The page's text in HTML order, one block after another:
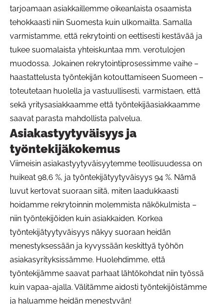
tarjoamaan asiakkaillemme oikeanlaista osaamista
tehokkaasti niin Suomesta kuin ulkomailta. Samalla
varmistamme, että rekrytointi on eettisesti kestävää ja
tukee suomalaista yhteiskuntaa mm. verotulojen
muodossa. Jokainen rekrytointiprosessimme vaihe –
haastattelusta työntekijän kotouttamiseen Suomeen –
toteutetaan huolella ja vastuullisesti, varmistaen, että
sekä yritysasiakkaamme että työntekijäasiakkaamme
saavat parasta mahdollista palvelua.
Asiakastyytyväisyys ja
työntekijäkokemus
Viimeisin asiakastyytyväisyytemme teollisuudessa on
huikeat 98,6 %, ja työntekijätyytyväisyys 94 %. Nämä
luvut kertovat suoraan siitä, miten laadukkaasti
hoidamme rekrytoinnin molemmista näkökulmista –
niin työntekijöiden kuin asiakkaiden. Korkea
työntekijätyytyväisyys näkyy suoraan heidän
menestyksessään ja kyvyssään keskittyä työhön
asiakasyrityksissämme. Huolehdimme, että
työntekijämme saavat parhaat lähtökohdat niin työssä
kuin vapaa-ajalla. Välitämme aidosti työntekijöistämme
ja haluamme heidän menestyvän!